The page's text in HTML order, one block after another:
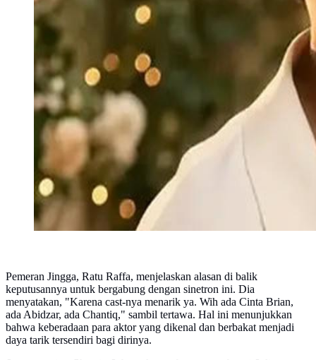
Pemeran Jingga, Ratu Raffa, menjelaskan alasan di balik
keputusannya untuk bergabung dengan sinetron ini. Dia
menyatakan, "Karena cast-nya menarik ya. Wih ada Cinta Brian,
ada Abidzar, ada Chantiq," sambil tertawa. Hal ini menunjukkan
bahwa keberadaan para aktor yang dikenal dan berbakat menjadi
daya tarik tersendiri bagi dirinya.